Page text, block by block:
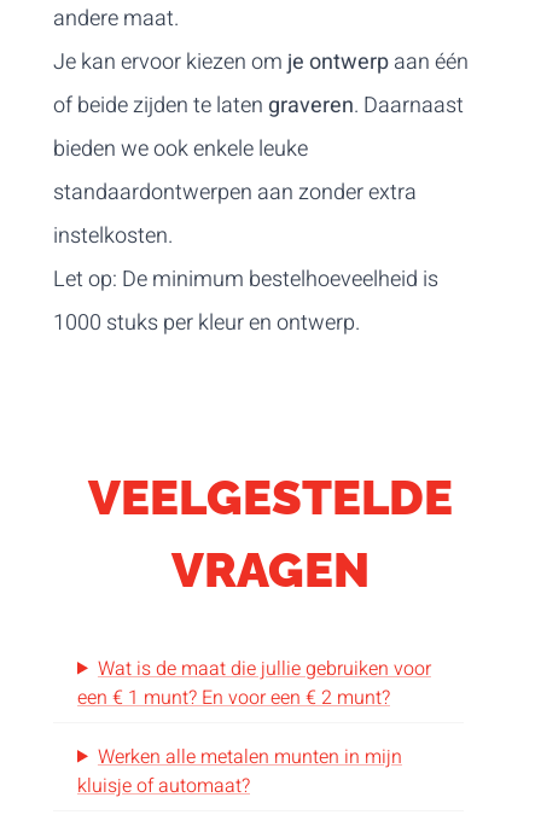
andere maat.
Je kan ervoor kiezen om je ontwerpaan één
of beide zijden te latengraveren. Daarnaast
bieden we ook enkele leuke
standaardontwerpen aan zonder extra
instelkosten.
Let op: De minimum bestelhoeveelheid is
1000 stuks per kleur en ontwerp.
VEELGESTELDE
VRAGEN
Wat is de maat die jullie gebruiken voor
een € 1 munt? En voor een € 2 munt?
Werken alle metalen munten in mijn
kluisje of automaat?